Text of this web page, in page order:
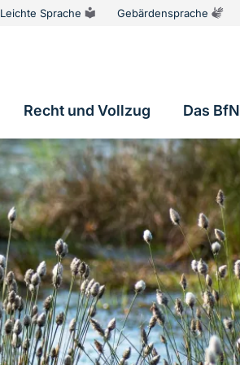
Leichte Sprache Gebärdensprache
Recht und Vollzug Das BfN